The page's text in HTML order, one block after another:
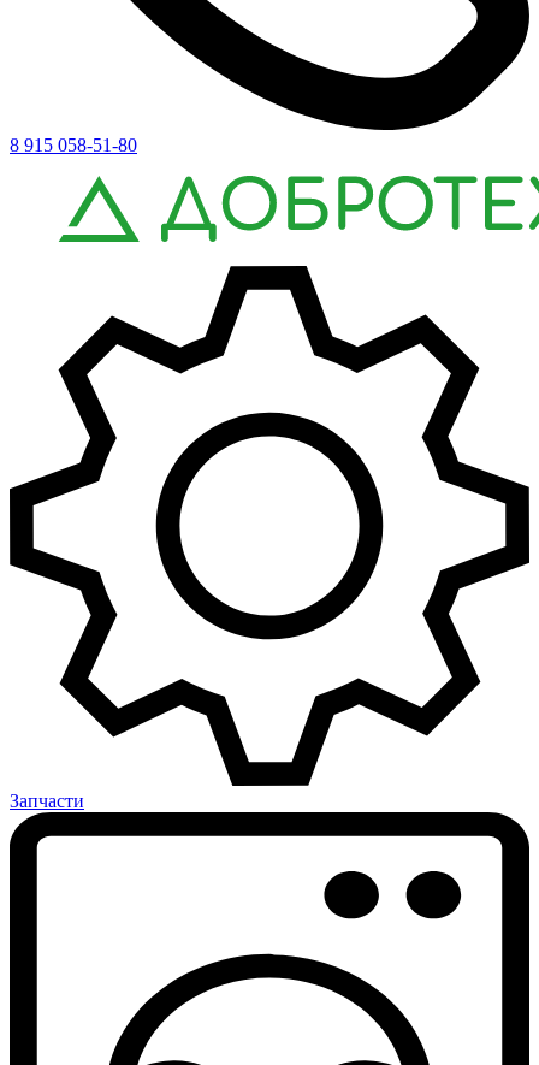
8 915 058-51-80
Запчасти